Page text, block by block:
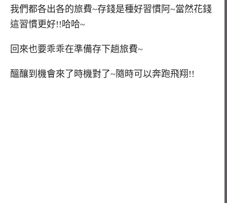
我們都各出各的旅費~存錢是種好習慣阿~當然花錢
這習慣更好!!哈哈~
回來也要乖乖在準備存下趟旅費~
醞釀到機會來了時機對了~隨時可以奔跑飛翔!!